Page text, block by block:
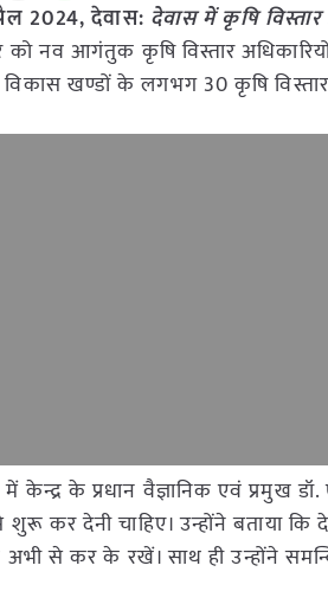
2024, देवास: देवास में कृषि
को नव आगंतुक कृषि विस्तार
विकास खण्डों के लगभग 30 कृषि
केन्द्र के प्रधान वैज्ञानिक एवं प्रमुख
कर देनी चाहिए। उन्होंने बताया कि
अभी से कर के रखें। साथ ही उन्होंने